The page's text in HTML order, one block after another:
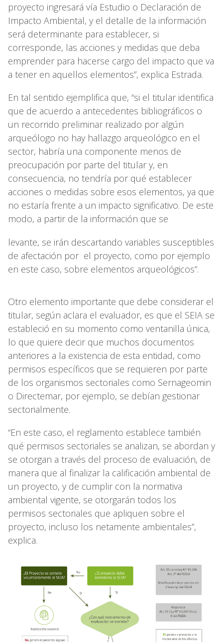
proyecto ingresará vía Estudio o Declaración de
Impacto Ambiental, y el detalle de la información
será determinante para establecer, si
corresponde, las acciones y medidas que deba
emprender para hacerse cargo del impacto que va
a tener en aquellos elementos”, explica Estrada.
En tal sentido ejemplifica que, “si el titular identifica
que de acuerdo a antecedentes bibliográficos o
un recorrido preliminar realizado por algún
arqueólogo no hay hallazgo arqueológico en el
sector, habría una componente menos de
preocupación por parte del titular y, en
consecuencia, no tendría por qué establecer
acciones o medidas sobre esos elementos, ya que
no estaría frente a un impacto significativo. De este
modo, a partir de la información que se
levante, se irán descartando variables susceptibles
de afectación por el proyecto, como por ejemplo
en este caso, sobre elementos arqueológicos”.
Otro elemento importante que debe considerar el
titular, según aclara el evaluador, es que el SEIA se
estableció en su momento como ventanilla única,
lo que quiere decir que muchos documentos
anteriores a la existencia de esta entidad, como
permisos específicos que se requieren por parte
de los organismos sectoriales como Sernageomin
o Directemar, por ejemplo, se debían gestionar
sectorialmente.
“En este caso, el reglamento establece también
qué permisos sectoriales se analizan, se abordan y
se otorgan a través del proceso de evaluación, de
manera que al finalizar la calificación ambiental de
un proyecto, y de cumplir con la normativa
ambiental vigente, se otorgarán todos los
permisos sectoriales que apliquen sobre el
proyecto, incluso los netamente ambientales”,
explica.